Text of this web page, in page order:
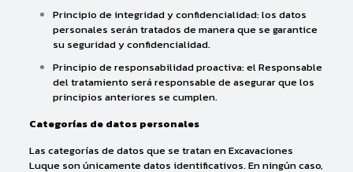
Principio de integridad y confidencialidad: los datos
personales serán tratados de manera que se garantice
su seguridad y confidencialidad.
Principio de responsabilidad proactiva: el Responsable
del tratamiento será responsable de asegurar que los
principios anteriores se cumplen.
Categorías de datos personales
Las categorías de datos que se tratan en Excavaciones
Luque son únicamente datos identificativos. En ningún caso,